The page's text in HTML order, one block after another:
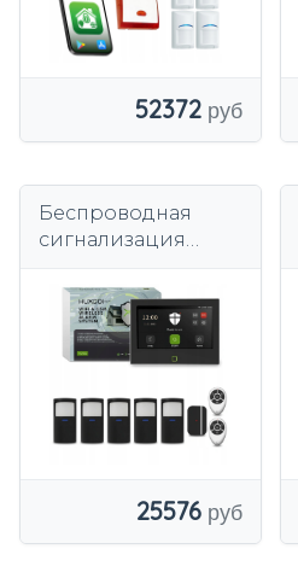
52372
Беспроводная
сигнализация
4G с приложением
TUYA, HUXGO
HXA700
25576